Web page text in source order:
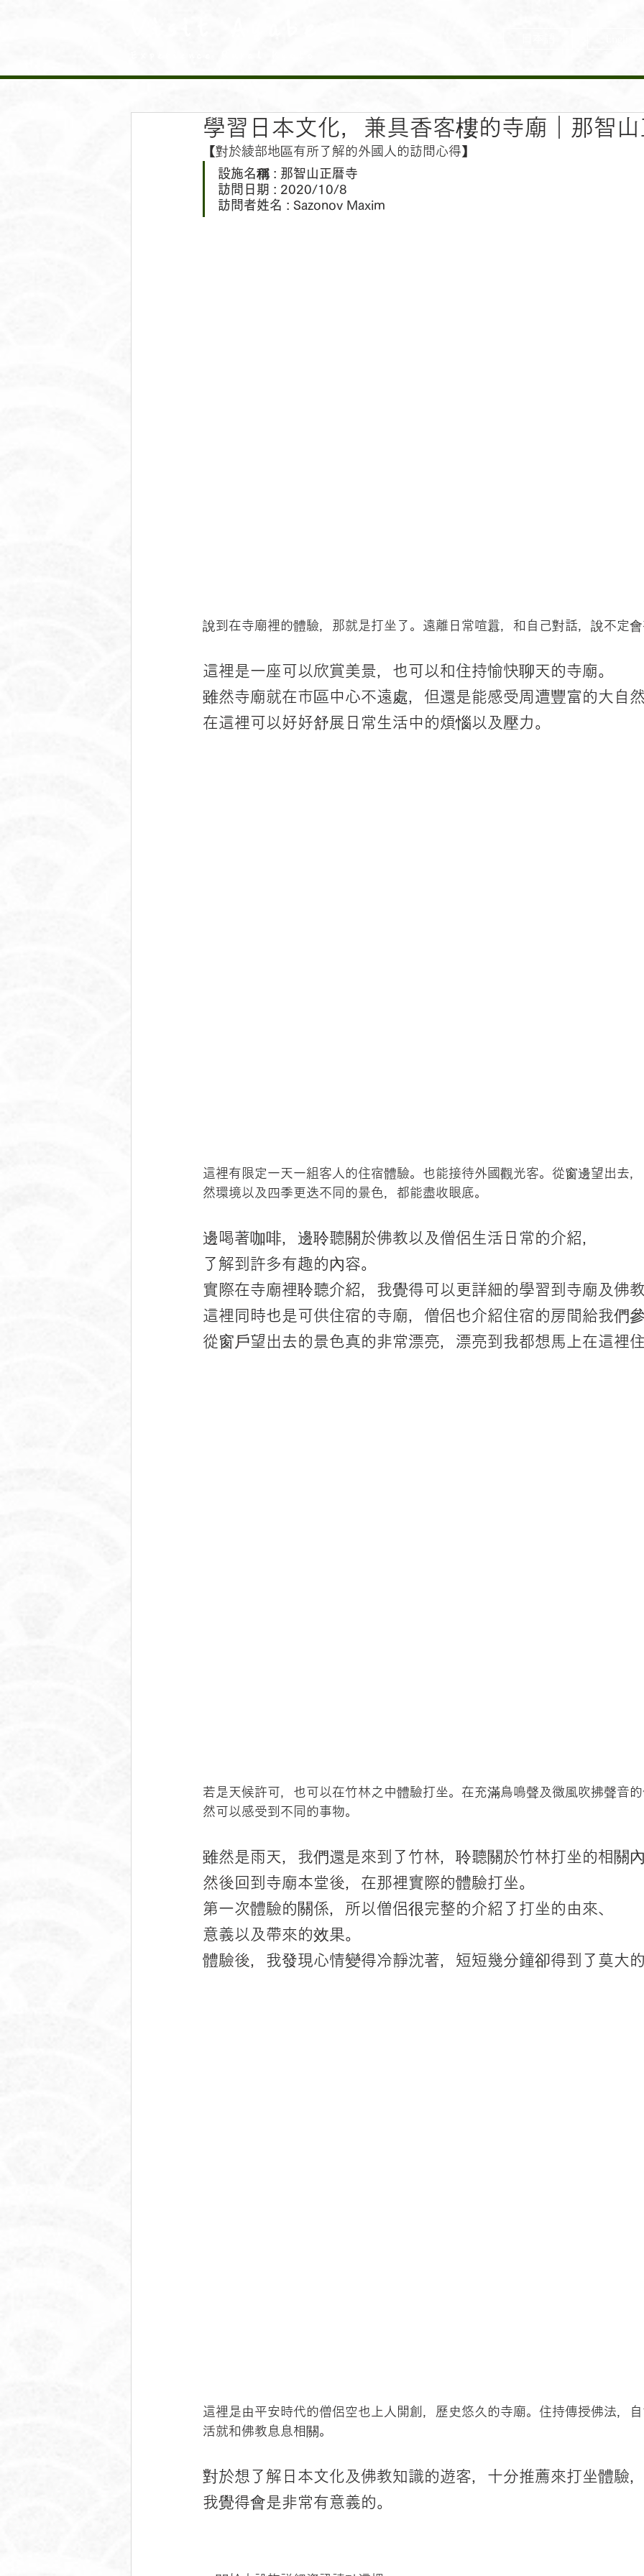
學習日本文化，兼具香客樓的寺廟｜那智
【對於綾部地區有所了解的外國人的訪問心得】
設施名稱 : 那智山正暦寺
訪問日期 : 2020/10/8
訪問者姓名 : Sazonov Maxim
說到在寺廟裡的體驗，那就是打坐了。遠離日常喧囂，和自己對話，說不定
這裡是一座可以欣賞美景，也可以和住持愉快聊天的寺廟。
雖然寺廟就在市區中心不遠處，但還是能感受周遭豐富的大自
在這裡可以好好舒展日常生活中的煩惱以及壓力。
這裡有限定一天一組客人的住宿體驗。也能接待外國觀光客。從窗邊望出去
然環境以及四季更迭不同的景色，都能盡收眼底。
邊喝著咖啡，邊聆聽關於佛教以及僧侶生活日常的介紹，
了解到許多有趣的內容。
實際在寺廟裡聆聽介紹，我覺得可以更詳細的學習到寺廟及佛
這裡同時也是可供住宿的寺廟，僧侶也介紹住宿的房間給我們
從窗戶望出去的景色真的非常漂亮，漂亮到我都想馬上在這裡
若是天候許可，也可以在竹林之中體驗打坐。在充滿鳥鳴聲及微風吹拂聲音
然可以感受到不同的事物。
雖然是雨天，我們還是來到了竹林，聆聽關於竹林打坐的相關
然後回到寺廟本堂後，在那裡實際的體驗打坐。
第一次體驗的關係，所以僧侶很完整的介紹了打坐的由來、
意義以及帶來的效果。
體驗後，我發現心情變得冷靜沈著，短短幾分鐘卻得到了莫大
這裡是由平安時代的僧侶空也上人開創，歷史悠久的寺廟。住持傳授佛法，
活就和佛教息息相關。
對於想了解日本文化及佛教知識的遊客，十分推薦來打坐體驗
我覺得會是非常有意義的。